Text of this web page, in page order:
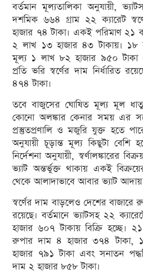
বর্তমান মূল্যতালিকা অনুযায়ী,
দশমিক ৬৬৪ গ্রাম ২২ ক্যারেট
হাজার ৭৪ টাকা। একই পরিমাণ ২১
২ লাখ ১৩ হাজার ৪৩ টাকায়। ১৮
মূল্য ১ লাখ ৮২ হাজার ৯৫০ টাকা
প্রতি ভরি স্বর্ণের দাম নির্ধারিত
৪৭৪ টাকা।
তবে বাজুসের ঘোষিত মূল্য মূল
কোনো অলঙ্কার কেনার সময় এর
প্রস্তুতপ্রণালি ও মজুরি যুক্ত হতে
অনুযায়ী চূড়ান্ত মূল্য কিছুটা বেশি
নির্দেশনা অনুযায়ী, স্বর্ণালঙ্কারের
ভ্যাট অন্তর্ভুক্ত থাকায় একই
থেকে আলাদাভাবে আবার ভ্যাট আদায়
স্বর্ণের দাম বাড়লেও দেশের বাজারে
রয়েছে। বর্তমানে ভ্যাটসহ ২২
হাজার ৬০৭ টাকায় বিক্রি হচ্ছে।
রুপার দাম ৪ হাজার ৩৭৪ টাকা,
হাজার ৭৯১ টাকা এবং সনাতন
দাম ২ হাজার ৮৫৮ টাকা।